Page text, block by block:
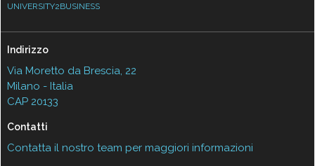
UNIVERSITY2BUSINESS
Indirizzo
Via Moretto da Brescia, 22
Milano - Italia
CAP 20133
Contatti
Contatta il nostro team per maggiori informazioni